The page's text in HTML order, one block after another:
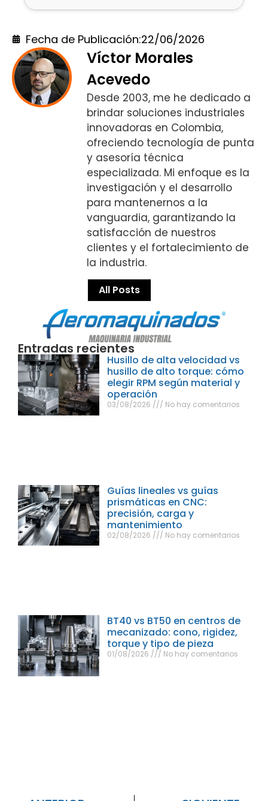
Fecha de Publicación:22/06/2026
Víctor Morales
Acevedo
Desde 2003, me he dedicado a
brindar soluciones industriales
innovadoras en Colombia,
ofreciendo tecnología de punta
y asesoría técnica
especializada. Mi enfoque es la
investigación y el desarrollo
para mantenernos a la
vanguardia, garantizando la
satisfacción de nuestros
clientes y el fortalecimiento de
la industria.
All Posts
Entradas recientes
Husillo de alta velocidad vs
husillo de alto torque: cómo
elegir RPM según material y
operación
03/08/2026 No hay comentarios
Guías lineales vs guías
prismáticas en CNC:
precisión, carga y
mantenimiento
02/08/2026 No hay comentarios
BT40 vs BT50 en centros de
mecanizado: cono, rigidez,
torque y tipo de pieza
01/08/2026 No hay comentarios